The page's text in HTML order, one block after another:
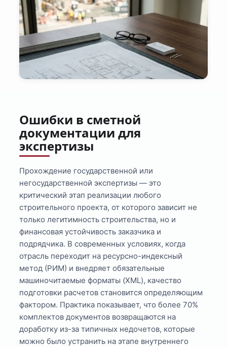
Ошибки в сметной
документации для
экспертизы
Прохождение государственной или
негосударственной экспертизы — это
критический этап реализации любого
строительного проекта, от которого зависит не
только легитимность строительства, но и
финансовая устойчивость заказчика и
подрядчика. В современных условиях, когда
отрасль переходит на ресурсно-индексный
метод (РИМ) и внедряет обязательные
машиночитаемые форматы (XML), качество
подготовки расчетов становится определяющим
фактором. Практика показывает, что более 70%
комплектов документов возвращаются на
доработку из-за типичных недочетов, которые
можно было устранить на этапе внутреннего